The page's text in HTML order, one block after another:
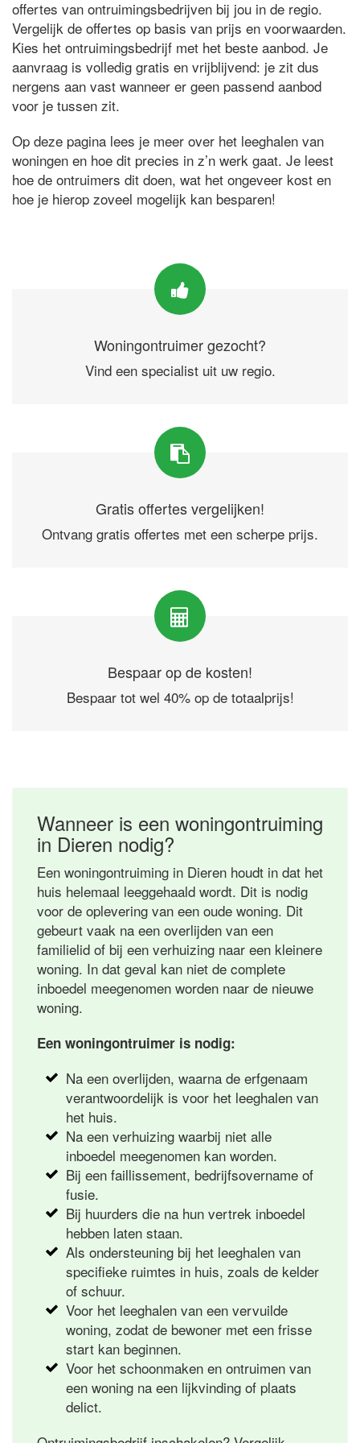
offertes van ontruimingsbedrijven bij jou in de regio.
Vergelijk de offertes op basis van prijs en voorwaarden.
Kies het ontruimingsbedrijf met het beste aanbod. Je
aanvraag is volledig gratis en vrijblijvend: je zit dus
nergens aan vast wanneer er geen passend aanbod
voor je tussen zit.
Op deze pagina lees je meer over het leeghalen van
woningen en hoe dit precies in z’n werk gaat. Je leest
hoe de ontruimers dit doen, wat het ongeveer kost en
hoe je hierop zoveel mogelijk kan besparen!
Woningontruimer gezocht?
Vind een specialist uit uw regio.
Gratis offertes vergelijken!
Ontvang gratis offertes met een scherpe prijs.
Bespaar op de kosten!
Bespaar tot wel 40% op de totaalprijs!
Wanneer is een woningontruiming
in Dieren nodig?
Een woningontruiming in Dieren houdt in dat het
huis helemaal leeggehaald wordt. Dit is nodig
voor de oplevering van een oude woning. Dit
gebeurt vaak na een overlijden van een
familielid of bij een verhuizing naar een kleinere
woning. In dat geval kan niet de complete
inboedel meegenomen worden naar de nieuwe
woning.
Een woningontruimer is nodig:
Na een overlijden, waarna de erfgenaam
verantwoordelijk is voor het leeghalen van
het huis.
Na een verhuizing waarbij niet alle
inboedel meegenomen kan worden.
Bij een faillissement, bedrijfsovername of
fusie.
Bij huurders die na hun vertrek inboedel
hebben laten staan.
Als ondersteuning bij het leeghalen van
specifieke ruimtes in huis, zoals de kelder
of schuur.
Voor het leeghalen van een vervuilde
woning, zodat de bewoner met een frisse
start kan beginnen.
Voor het schoonmaken en ontruimen van
een woning na een lijkvinding of plaats
delict.